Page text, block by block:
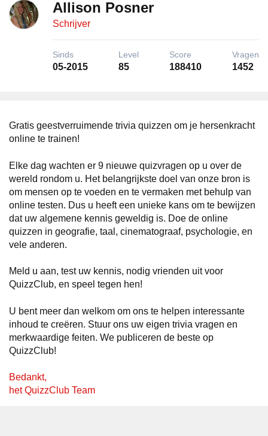
Allison Posner
Schrijver
Sinds
05-2015
Level
85
Score
188410
Vragen
1452
Gratis geestverruimende trivia quizzen om je hersenkracht
online te trainen!
Elke dag wachten er 9 nieuwe quizvragen op u over de
wereld rondom u. Het belangrijkste doel van onze bron is
om mensen op te voeden en te vermaken met behulp van
online testen. Dus u heeft een unieke kans om te bewijzen
dat uw algemene kennis geweldig is. Doe de online
quizzen in geografie, taal, cinematograaf, psychologie, en
vele anderen.
Meld u aan, test uw kennis, nodig vrienden uit voor
QuizzClub, en speel tegen hen!
U bent meer dan welkom om ons te helpen interessante
inhoud te creëren. Stuur ons uw eigen trivia vragen en
merkwaardige feiten. We publiceren de beste op
QuizzClub!
Bedankt,
het QuizzClub Team